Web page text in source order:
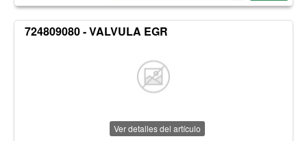
724809080 - VALVULA EGR
Ver detalles del artículo